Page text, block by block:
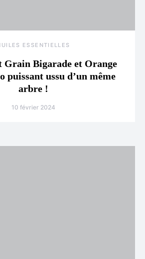
ESSENTIELLES
Grain Bigarade et Orange
puissant ussu d’un même
arbre !
10 février 2024